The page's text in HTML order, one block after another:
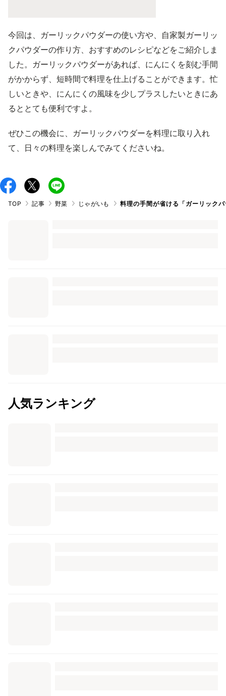
今回は、ガーリックパウダーの使い方や、自家製ガーリッ
クパウダーの作り方、おすすめのレシピなどをご紹介しま
した。ガーリックパウダーがあれば、にんにくを刻む手間
がかからず、短時間で料理を仕上げることができます。忙
しいときや、にんにくの風味を少しプラスしたいときにあ
るととても便利ですよ。
ぜひこの機会に、ガーリックパウダーを料理に取り入れ
て、日々の料理を楽しんでみてくださいね。
TOP 記事 野菜 じゃがいも 料理の手間が省ける「ガーリック
人気ランキング